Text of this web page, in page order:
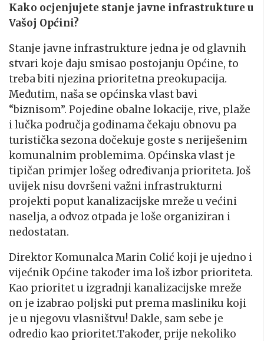
Kako ocjenjujete stanje javne infrastrukture u
Vašoj Općini?
Stanje javne infrastrukture jedna je od glavnih
stvari koje daju smisao postojanju Općine, to
treba biti njezina prioritetna preokupacija.
Međutim, naša se općinska vlast bavi
“biznisom”. Pojedine obalne lokacije, rive, plaže
i lučka područja godinama čekaju obnovu pa
turistička sezona dočekuje goste s neriješenim
komunalnim problemima. Općinska vlast je
tipičan primjer lošeg određivanja prioriteta. Još
uvijek nisu dovršeni važni infrastrukturni
projekti poput kanalizacijske mreže u većini
naselja, a odvoz otpada je loše organiziran i
nedostatan.
Direktor Komunalca Marin Colić koji je ujedno i
vijećnik Općine također ima loš izbor prioriteta.
Kao prioritet u izgradnji kanalizacijske mreže
on je izabrao poljski put prema masliniku koji
je u njegovu vlasništvu! Dakle, sam sebe je
odredio kao prioritet.Također, prije nekoliko